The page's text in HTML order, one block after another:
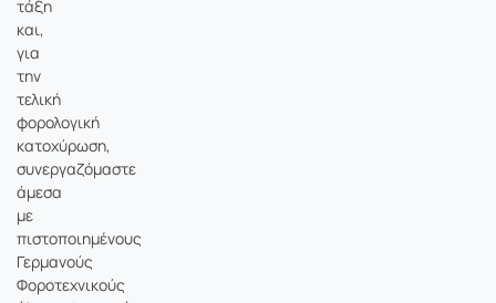
τάξη
και,
για
την
τελική
φορολογική
κατοχύρωση,
συνεργαζόμαστε
άμεσα
με
πιστοποιημένους
Γερμανούς
Φοροτεχνικούς